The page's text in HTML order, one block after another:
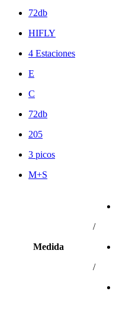
72db
HIFLY
4 Estaciones
E
C
72db
205
3 picos
M+S
Medida
/
/